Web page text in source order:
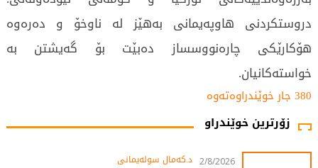
دروستکردنی هاوپەیمانی بەهێز لە ناوخۆ و دەرەوە
هۆکارێکی چارەنووسساز دەبێت بۆ گەیشتن بە
خواستەکانیان.
380 جار خوێندراوەتەوە
زۆرترین خوێندراو
2/8/2026 د.کەمال سولەیمانی